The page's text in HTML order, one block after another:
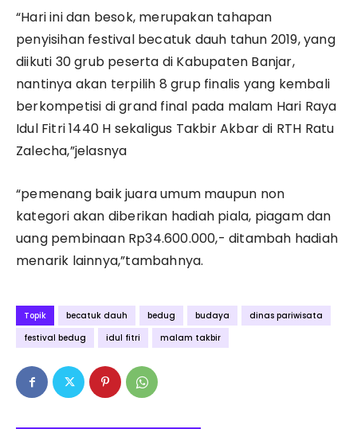
“Hari ini dan besok, merupakan tahapan
penyisihan festival becatuk dauh tahun 2019, yang
diikuti 30 grub peserta di Kabupaten Banjar,
nantinya akan terpilih 8 grup finalis yang kembali
berkompetisi di grand final pada malam Hari Raya
Idul Fitri 1440 H sekaligus Takbir Akbar di RTH Ratu
Zalecha,”jelasnya
“pemenang baik juara umum maupun non
kategori akan diberikan hadiah piala, piagam dan
uang pembinaan Rp34.600.000,- ditambah hadiah
menarik lainnya,”tambahnya.
Topik becatuk dauh bedug budaya
dinas pariwisata
festival bedug
idul fitri malam takbir